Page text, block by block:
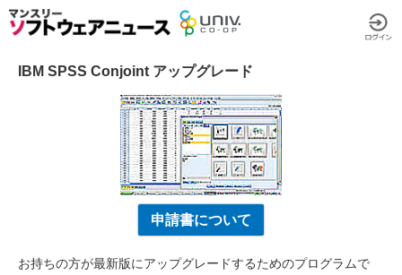
IBM SPSS Conjoint アップグレード
申請書について
お持ちの方が最新版にアップグレードするためのプログラムで